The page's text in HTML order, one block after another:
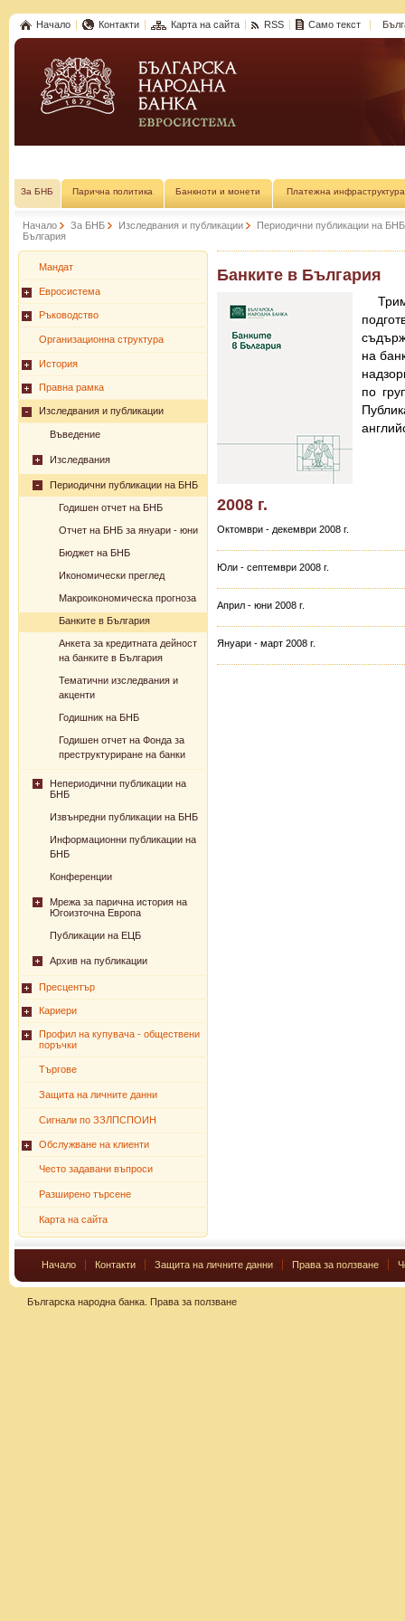
Начало Контакти Карта на сайта RSS Само текст
За БНБ Парична политика Банкноти и монети Платежна инфраструктура
Начало За БНБ Изследвания и публикации
Периодични публикации на БНБ
България
Мандат
Евросистема
Ръководство
Организационна структура
История
Правна рамка
Изследвания и публикации
Въведение
Изследвания
Периодични публикации на БНБ
Годишен отчет на БНБ
Отчет на БНБ за януари - юни
Бюджет на БНБ
Икономически преглед
Макроикономическа прогноза
Банките в България
Анкета за кредитната дейност
на банките в България
Тематични изследвания и
акценти
Годишник на БНБ
Годишен отчет на Фонда за
преструктуриране на банки
Непериодични публикации на
БНБ
Извънредни публикации на БНБ
Информационни публикации на
БНБ
Конференции
Мрежа за парична история на
Югоизточна Европа
Публикации на ЕЦБ
Архив на публикации
Пресцентър
Кариери
Профил на купувача - обществени
поръчки
Търгове
Защита на личните данни
Сигнали по ЗЗЛПСПОИН
Обслужване на клиенти
Често задавани въпроси
Разширено търсене
Карта на сайта
Банките в България
на
по
2008 г.
Октомври - декември 2008 г.
Юли - септември 2008 г.
Април - юни 2008 г.
Януари - март 2008 г.
Начало Контакти Защита на личните данни Права за ползване
Българска народна банка. Права за ползване